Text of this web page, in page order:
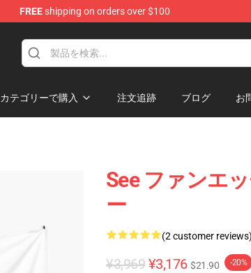
FREEshipping on orders over $100
カテゴリーで購入 注文追跡 ブログ お
See ファンエ
ー
(2 customer reviews)
¥3,969 ¥3,176 $21.90 -20%